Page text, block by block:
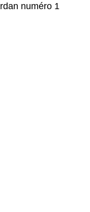
numéro 1